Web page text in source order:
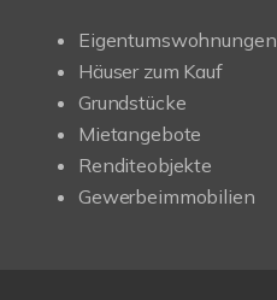
Eigentumswohnungen
Häuser zum Kauf
Grundstücke
Mietangebote
Renditeobjekte
Gewerbeimmobilien